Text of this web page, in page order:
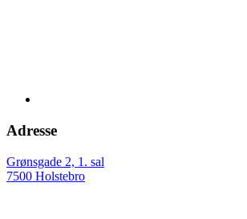
Adresse
Grønsgade 2, 1. sal
7500 Holstebro